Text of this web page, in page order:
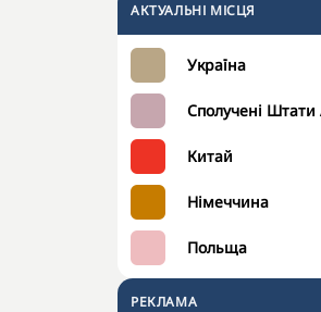
АКТУАЛЬНІ МІСЦЯ
Україна
Сполучені
Китай
Німеччина
Польща
РЕКЛАМА